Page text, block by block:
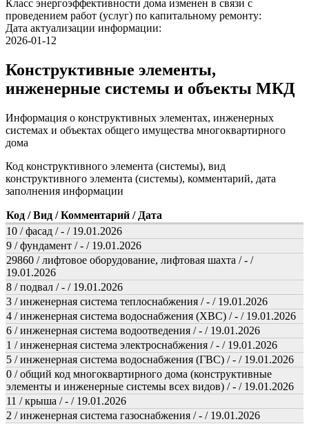
Класс энергоэффективности дома изменен в связи с
проведением работ (услуг) по капитальному ремонту:
Дата актуализации информации:
2026-01-12
Конструктивные элементы,
инженерные системы и объекты МКД
Информация о конструктивных элементах, инженерных
системах и объектах общего имущества многоквартирного
дома
Код конструктивного элемента (системы), вид
конструктивного элемента (системы), комментарий, дата
заполнения информации
Код / Вид / Комментарий / Дата
10 / фасад / - / 19.01.2026
9 / фундамент / - / 19.01.2026
29860 / лифтовое оборудование, лифтовая шахта / - /
19.01.2026
8 / подвал / - / 19.01.2026
3 / инженерная система теплоснабжения / - / 19.01.2026
4 / инженерная система водоснабжения (ХВС) / - / 19.01.2026
6 / инженерная система водоотведения / - / 19.01.2026
1 / инженерная система электроснабжения / - / 19.01.2026
5 / инженерная система водоснабжения (ГВС) / - / 19.01.2026
0 / общий код многоквартирного дома (конструктивные
элементы и инженерные системы всех видов) / - / 19.01.2026
11 / крыша / - / 19.01.2026
2 / инженерная система газоснабжения / - / 19.01.2026